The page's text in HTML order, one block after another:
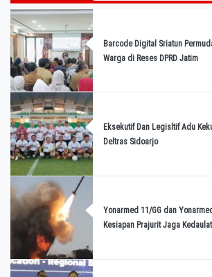
Barcode Digital Sriatun
Warga di Reses DPRD Jatim
Eksekutif Dan Legisltif Adu
Deltras Sidoarjo
Yonarmed 11/GG dan
Kesiapan Prajurit Jaga